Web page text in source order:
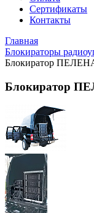
Сертификаты
Контакты
Главная
Блокираторы
Блокиратор
Блокиратор